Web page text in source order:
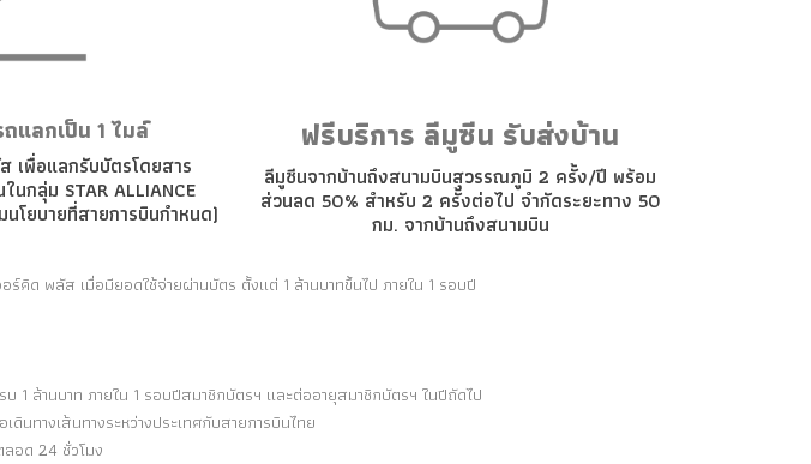
แลกเป็น 1 ไมล์
เพื่อแลกรับบัตรโดยสาร
นกลุ่ม STAR ALLIANCE
โยบายที่สายการบินกำหนด)
ฟรีบริการ ลีมูซีน รับส่งบ้าน
ลีมูซีนจากบ้านถึงสนามบินสุวรรณภูมิ 2 ครั้ง/ปี พร้อม
ส่วนลด 50% สำหรับ 2 ครั้งต่อไป จำกัดระยะทาง 50
กม. จากบ้านถึงสนามบิน
คิด พลัส เมื่อมียอดใช้จ่ายผ่านบัตร ตั้งแต่ 1 ล้านบาทขึ้นไป ภายใน 1 รอบปี
ล้านบาท ภายใน 1 รอบปีสมาชิกบัตรฯ และต่ออายุสมาชิกบัตรฯ ในปีถัดไป
ทางเส้นทางระหว่างประเทศกับสายการบินไทย
ลอด 24 ชั่วโมง